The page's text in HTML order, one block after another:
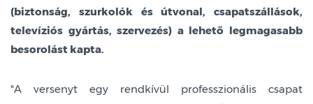
(biztonság, szurkolók és útvonal, csapatszállások,
televíziós gyártás, szervezés) a lehető legmagasabb
besorolást kapta.
"A versenyt egy rendkívül professzionális csapat